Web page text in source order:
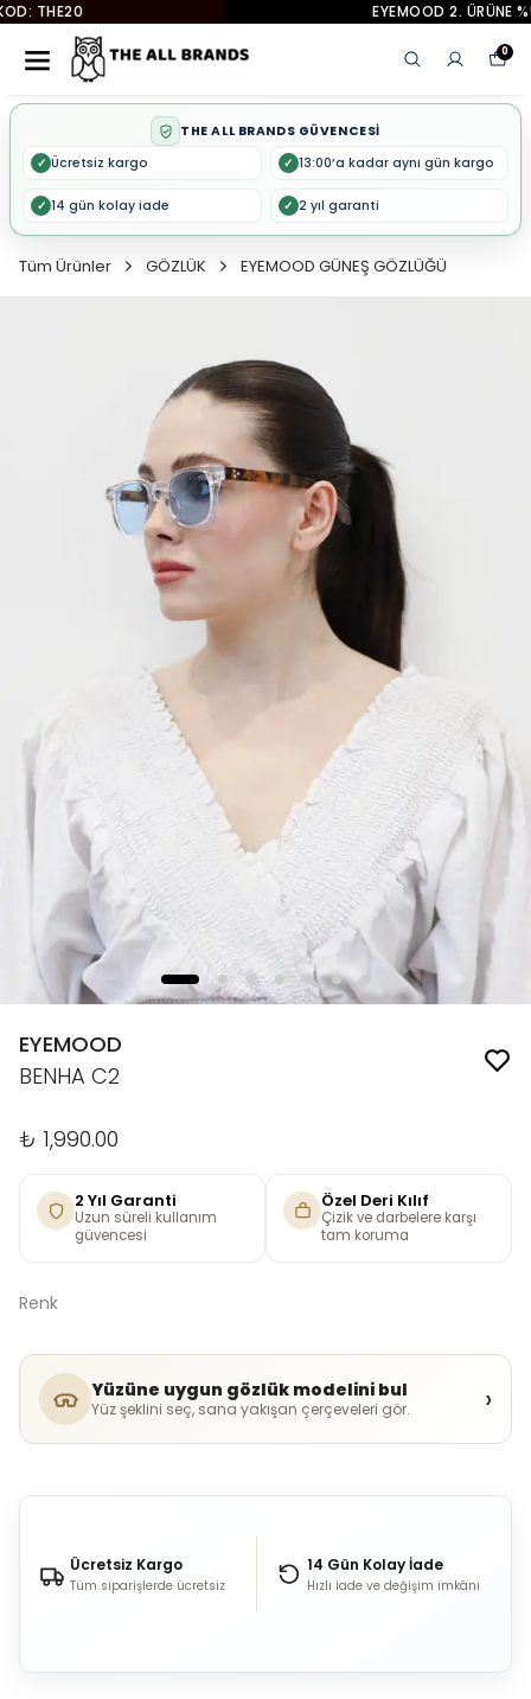
EYEMOOD 2. ÜRÜNE %50 İNDİRİM
0
THE ALL BRANDS GÜVENCESİ
✓ Ücretsiz kargo ✓ 13:00’a kadar aynı gün kargo
✓ 14 gün kolay iade ✓ 2 yıl garanti
Tüm Ürünler GÖZLÜK EYEMOOD GÜNEŞ GÖZLÜĞÜ
EYEMOOD
BENHA C2
₺ 1,990.00
2 Yıl Garanti
Uzun süreli kullanım
güvencesi
Özel Deri Kılıf
Çizik ve darbelere karşı
tam koruma
Renk
Yüzüne uygun gözlük modelini bul
Yüz şeklini seç, sana yakışan çerçeveleri gör. ›
Ücretsiz Kargo
Tüm siparişlerde ücretsiz
14 Gün Kolay İade
Hızlı iade ve değişim imkânı